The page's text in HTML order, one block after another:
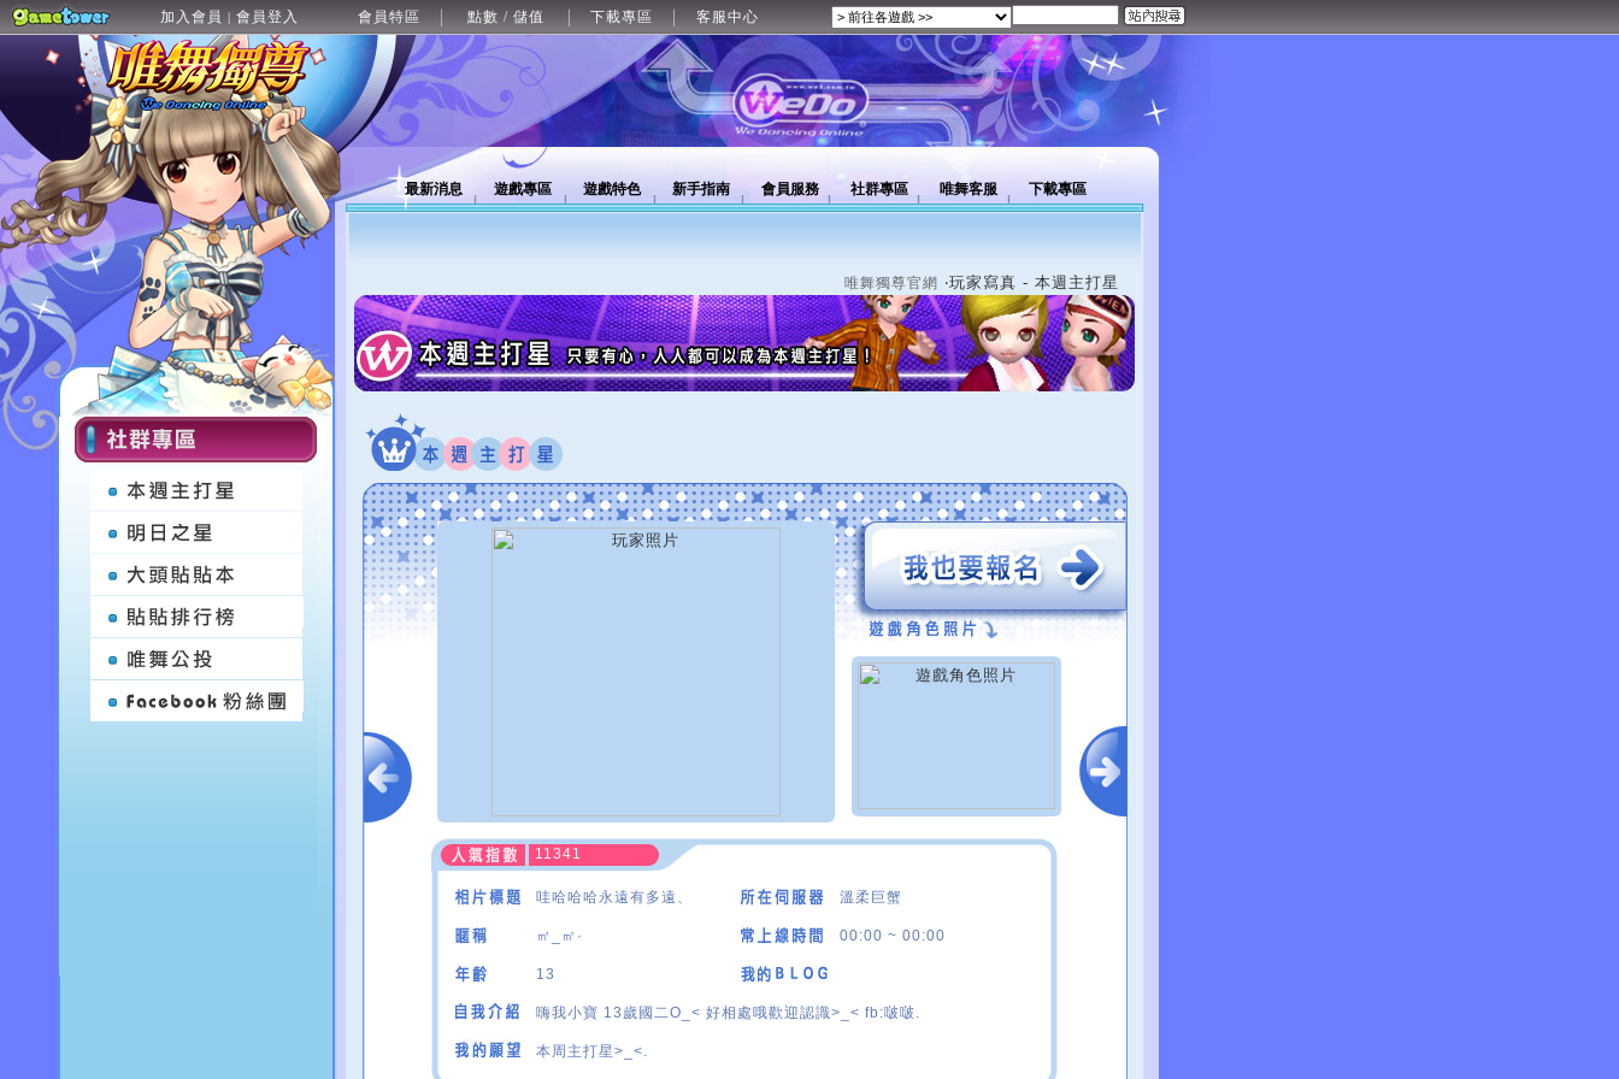
加入會員 | 會員登入 會員特區 點數 / 儲值 下載專區 客服中心
最新消息 遊戲專區 遊戲特色 新手指南 會員服務 社群專區 唯舞客服 下載專區
唯舞獨尊官網 ‧玩家寫真 - 本週主打星
11341
哇哈哈哈永遠有多遠、 溫柔巨蟹
㎡_㎡· 00:00 ~ 00:00
13
嗨我小寶 13歲國二O_< 好相處哦歡迎認識>_< fb:啵啵.
本周主打星>_<.